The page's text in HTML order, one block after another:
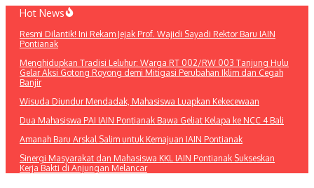
Lewati
konten
Hot News
Resmi Dilantik! Ini Rekam Jejak Prof. Wajidi Sayadi Rektor Baru IAIN
Pontianak
Menghidupkan Tradisi Leluhur: Warga RT 002/RW 003 Tanjung Hulu
Gelar Aksi Gotong Royong demi Mitigasi Perubahan Iklim dan Cegah
Banjir
Wisuda Diundur Mendadak, Mahasiswa Luapkan Kekecewaan
Dua Mahasiswa PAI IAIN Pontianak Bawa Geliat Kelapa ke NCC 4 Bali
Amanah Baru Arskal Salim untuk Kemajuan IAIN Pontianak
Sinergi Masyarakat dan Mahasiswa KKL IAIN Pontianak Sukseskan
Kerja Bakti di Anjungan Melancar